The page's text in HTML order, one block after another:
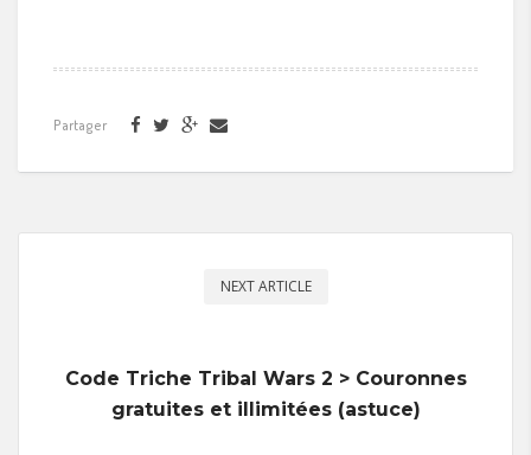
Partager
NEXT ARTICLE
Code Triche Tribal Wars 2 > Couronnes
gratuites et illimitées (astuce)